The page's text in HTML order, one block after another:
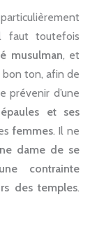
faut toutefois
musulman, et
ton, afin de
prévenir d’une
épaules
et ses
femmes. Il ne
dame de se
contrainte
des temples.